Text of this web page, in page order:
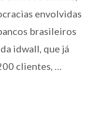
envolvidas
brasileiros
idwall, que já
clientes, …